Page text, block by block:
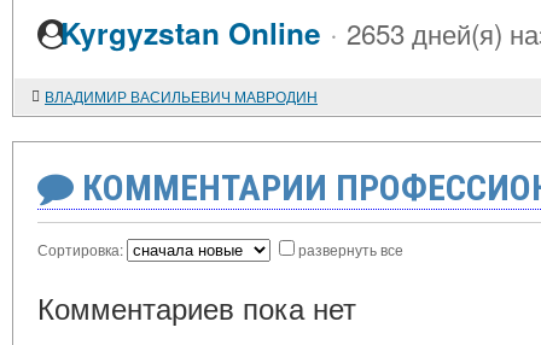
Kyrgyzstan Online · 2653 дней(я)
ВЛАДИМИР ВАСИЛЬЕВИЧ МАВРОДИН
КОММЕНТАРИИ
Сортировка: развернуть все
Комментариев пока нет